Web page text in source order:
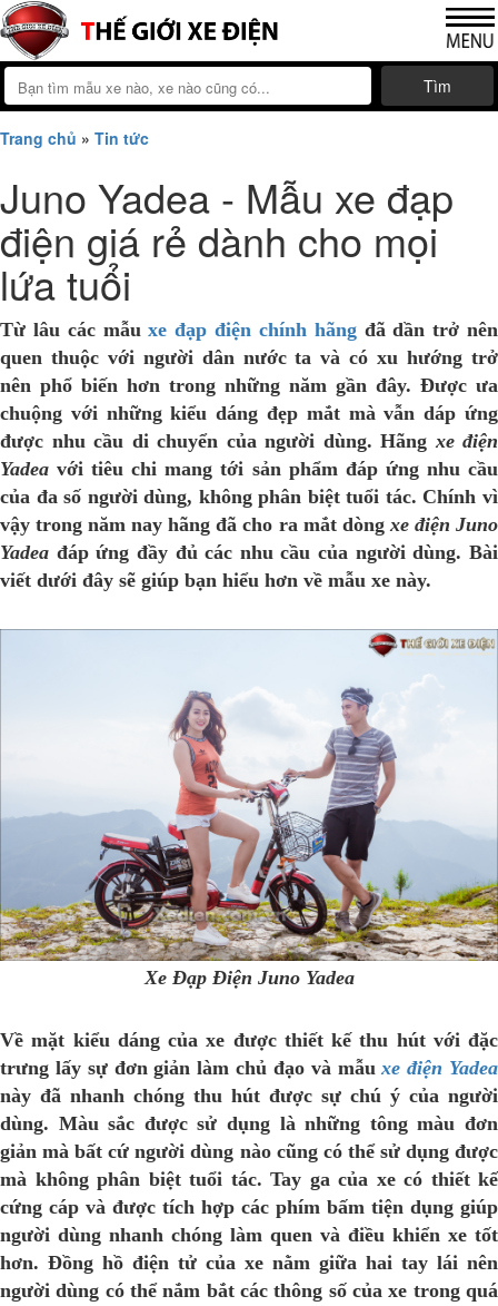
Tìm
Trang chủ » Tin tức
Juno Yadea - Mẫu xe đạp
điện giá rẻ dành cho mọi
lứa tuổi
Từ lâu các mẫuxe đạp điện chính hãngđã dần trở nên
quen thuộc với người dân nước ta và có xu hướng trở
nên phổ biến hơn trong những năm gần đây. Được ưa
chuộng với những kiểu dáng đẹp mắt mà vẫn dáp ứng
được nhu cầu di chuyển của người dùng. Hãng xe điện
Yadea với tiêu chi mang tới sản phẩm đáp ứng nhu cầu
của đa số người dùng, không phân biệt tuổi tác. Chính vì
vậy trong năm nay hãng đã cho ra mắt dòng xe điện Juno
Yadea đáp ứng đầy đủ các nhu cầu của người dùng. Bài
viết dưới đây sẽ giúp bạn hiểu hơn về mẫu xe này.
Xe Đạp Điện Juno Yadea
Về mặt kiểu dáng của xe được thiết kế thu hút với đặc
trưng lấy sự đơn giản làm chủ đạo và mẫuxe điện Yadea
này đã nhanh chóng thu hút được sự chú ý của người
dùng. Màu sắc được sử dụng là những tông màu đơn
giản mà bất cứ người dùng nào cũng có thể sử dụng được
mà không phân biệt tuổi tác. Tay ga của xe có thiết kế
cứng cáp và được tích hợp các phím bấm tiện dụng giúp
người dùng nhanh chóng làm quen và điều khiển xe tốt
hơn. Đồng hồ điện tử của xe nằm giữa hai tay lái nên
người dùng có thể nắm bắt các thông số của xe trong quá